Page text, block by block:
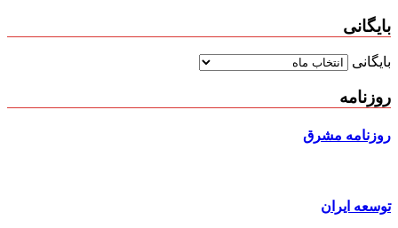
بایگانی
بایگانی
روزنامه
روزنامه مشرق
توسعه ایران